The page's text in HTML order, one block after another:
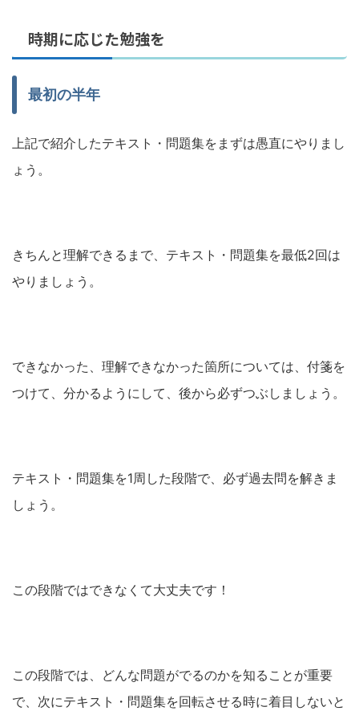
時期に応じた勉強を
最初の半年
上記で紹介したテキスト・問題集をまずは愚直にやりまし
ょう。
きちんと理解できるまで、テキスト・問題集を最低2回は
やりましょう。
できなかった、理解できなかった箇所については、付箋を
つけて、分かるようにして、後から必ずつぶしましょう。
テキスト・問題集を1周した段階で、必ず過去問を解きま
しょう。
この段階ではできなくて大丈夫です！
この段階では、どんな問題がでるのかを知ることが重要
で、次にテキスト・問題集を回転させる時に着目しないと